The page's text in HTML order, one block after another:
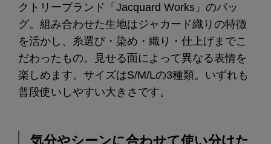
クトリーブランド「Jacquard Works」のバッ
グ。組み合わせた生地はジャカード織りの特徴
を活かし、糸選び・染め・織り・仕上げまでこ
だわったもの。見せる面によって異なる表情を
楽しめます。サイズはS/M/Lの3種類。いずれも
普段使いしやすい大きさです。
気分やシーンに合わせて使い分けた